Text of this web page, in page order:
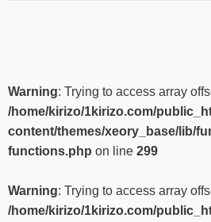
Warning: Trying to access array
/home/kirizo/1kirizo.com/
content/themes/xeory_base/lib/
functions.php on line 299
Warning: Trying to access array
/home/kirizo/1kirizo.com/